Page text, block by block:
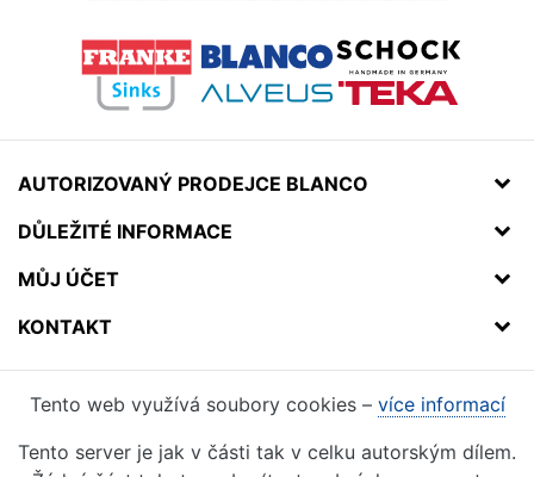
AUTORIZOVANÝ PRODEJCE BLANCO
DŮLEŽITÉ INFORMACE
MŮJ ÚČET
KONTAKT
Tento web využívá soubory cookies – více informací
Tento server je jak v části tak v celku autorským dílem.